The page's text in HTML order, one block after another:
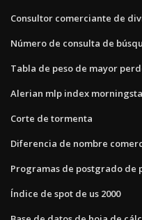
Consultor comerciante de
Número de consulta de
Tabla de peso de mayor
Alerian mlp index
Corte de tormenta
Diferencia de nombre
Programas de postgrado de
Índice de spot de us 2000